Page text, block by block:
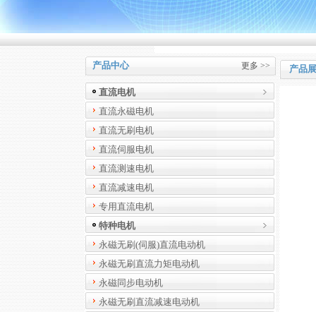
产品中心 更多 >>
直流电机
直流永磁电机
直流无刷电机
直流伺服电机
直流测速电机
直流减速电机
专用直流电机
特种电机
永磁无刷(伺服)直流电动机
永磁无刷直流力矩电动机
永磁同步电动机
永磁无刷直流减速电动机
产品